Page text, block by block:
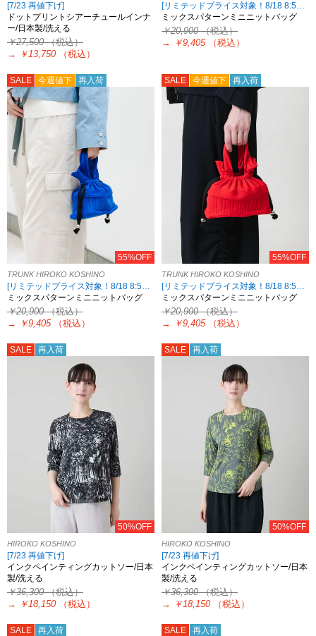
[7/23 再値下げ]
ドットプリントシアーチュールインナ
ー/日本製/洗える
￥27,500（税込）
→
￥13,750 （税込）
[リミテッドプライス対象！8/18 8:59まで HIROKO KOSHINO限定]
ミックスパターンミニニットバッグ
￥20,900（税込）
→
￥9,405 （税込）
SALE 今週値下 再入荷
55%OFF
TRUNK HIROKO KOSHINO
[リミテッドプライス対象！8/18 8:59まで HIROKO KOSHINO限定]
ミックスパターンミニニットバッグ
￥20,900（税込）
→
￥9,405 （税込）
SALE 今週値下 再入荷
55%OFF
TRUNK HIROKO KOSHINO
[リミテッドプライス対象！8/18 8:59まで HIROKO KOSHINO限定]
ミックスパターンミニニットバッグ
￥20,900（税込）
→
￥9,405 （税込）
SALE 再入荷
50%OFF
HIROKO KOSHINO
[7/23 再値下げ]
インクペインティングカットソー/日本
製/洗える
￥36,300（税込）
→
￥18,150 （税込）
SALE 再入荷
50%OFF
HIROKO KOSHINO
[7/23 再値下げ]
インクペインティングカットソー/日本
製/洗える
￥36,300（税込）
→
￥18,150 （税込）
SALE 再入荷 SALE 再入荷